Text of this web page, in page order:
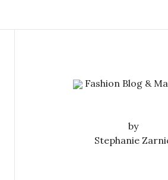
Fashion Blog &
by
Stephanie